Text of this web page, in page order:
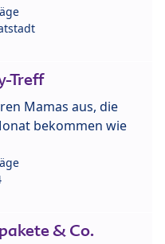
Treff
Mamas aus, die
bekommen wie
& Co.